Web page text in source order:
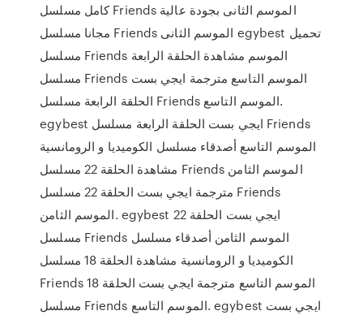
كامل مسلسل Friends الموسم الثانى بجودة عالية
مجانا مسلسل Friends الموسم الثانى egybest تحميل
مسلسل Friends الموسم مشاهدة الحلقة الرابعة
مسلسل Friends الموسم التاسع مترجمة ايجي بست
الحلقة الرابعة مسلسل Friends الموسم التاسع.
egybest ايجي بست الحلقة الرابعة مسلسل Friends
الموسم التاسع أصدقاء مسلسل الكوميديا و الرومانسية
مشاهدة الحلقة 22 مسلسل Friends الموسم الثامن
مترجمة ايجي بست الحلقة 22 مسلسل Friends
الموسم الثامن. egybest ايجي بست الحلقة 22
مسلسل Friends الموسم الثامن أصدقاء مسلسل
الكوميديا و الرومانسية مشاهدة الحلقة 18 مسلسل
Friends الموسم التاسع مترجمة ايجي بست الحلقة 18
مسلسل Friends الموسم التاسع. egybest ايجي بست